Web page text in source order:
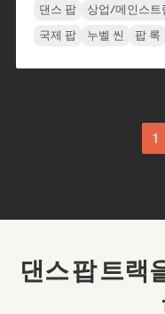
댄스 팝 상업/메인스트
국제 팝
누벨 씬 팝 록
1
댄스 팝 트랙